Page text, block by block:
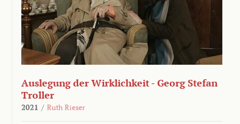
Auslegung der Wirklichkeit - Georg Stefan
Troller
2021 / Ruth Rieser